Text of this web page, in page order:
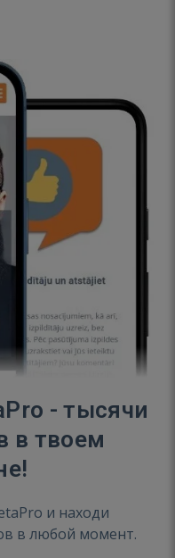
- тысячи
в твоем
и находи
в любой момент.